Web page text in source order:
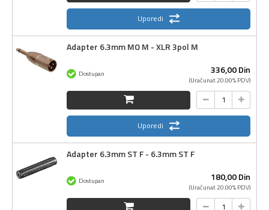
Uporedi
Adapter 6.3mm MO M - XLR 3pol M
336,00Din
(Uračunat 20.00% PDV)
Dostupan
Uporedi
Adapter 6.3mm ST F - 6.3mm ST F
180,00Din
(Uračunat 20.00% PDV)
Dostupan